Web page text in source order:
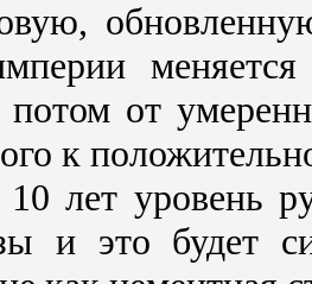
потом от
к
лет уровень
и это будет